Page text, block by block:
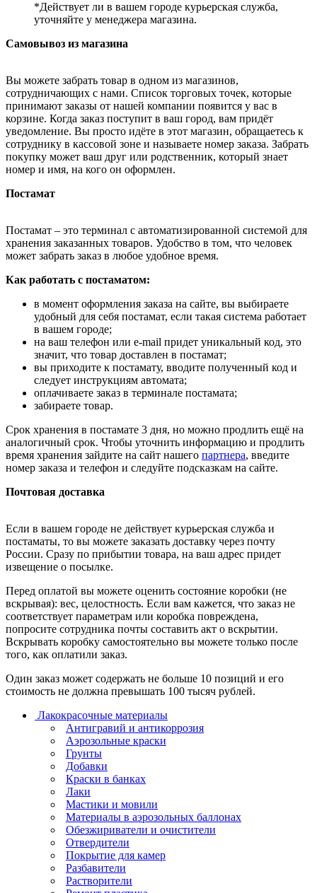
*Действует ли в вашем городе курьерская служба,
уточняйте у менеджера магазина.
Самовывоз из магазина
Вы можете забрать товар в одном из магазинов,
сотрудничающих с нами. Список торговых точек, которые
принимают заказы от нашей компании появится у вас в
корзине. Когда заказ поступит в ваш город, вам придёт
уведомление. Вы просто идёте в этот магазин, обращаетесь к
сотруднику в кассовой зоне и называете номер заказа. Забрать
покупку может ваш друг или родственник, который знает
номер и имя, на кого он оформлен.
Постамат
Постамат – это терминал с автоматизированной системой для
хранения заказанных товаров. Удобство в том, что человек
может забрать заказ в любое удобное время.
Как работать с постаматом:
в момент оформления заказа на сайте, вы выбираете
удобный для себя постамат, если такая система работает
в вашем городе;
на ваш телефон или e-mail придет уникальный код, это
значит, что товар доставлен в постамат;
вы приходите к постамату, вводите полученный код и
следует инструкциям автомата;
оплачиваете заказ в терминале постамата;
забираете товар.
Срок хранения в постамате 3 дня, но можно продлить ещё на
аналогичный срок. Чтобы уточнить информацию и продлить
время хранения зайдите на сайт нашего партнера, введите
номер заказа и телефон и следуйте подсказкам на сайте.
Почтовая доставка
Если в вашем городе не действует курьерская служба и
постаматы, то вы можете заказать доставку через почту
России. Сразу по прибытии товара, на ваш адрес придет
извещение о посылке.
Перед оплатой вы можете оценить состояние коробки (не
вскрывая): вес, целостность. Если вам кажется, что заказ не
соответствует параметрам или коробка повреждена,
попросите сотрудника почты составить акт о вскрытии.
Вскрывать коробку самостоятельно вы можете только после
того, как оплатили заказ.
Один заказ может содержать не больше 10 позиций и его
стоимость не должна превышать 100 тысяч рублей.
Лакокрасочные материалы
Антигравий и антикоррозия
Аэрозольные краски
Грунты
Добавки
Краски в банках
Лаки
Мастики и мовили
Материалы в аэрозольных баллонах
Обезжириватели и очистители
Отвердители
Покрытие для камер
Разбавители
Растворители